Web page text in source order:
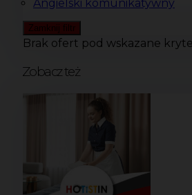
Angielski komunikatywny
Zamknij filtr
Brak ofert pod wskazane
Zobacz też